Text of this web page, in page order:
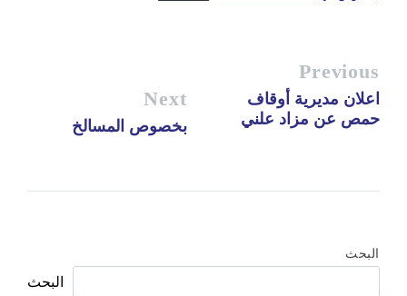
Previous
اعلان مديرية أوقاف
حمص عن مزاد علني
Next
بخصوص المسالخ
البحث
البحث